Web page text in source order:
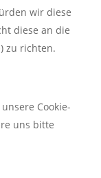
wir diese
diese an die
zu richten.
Cookie-
uns bitte